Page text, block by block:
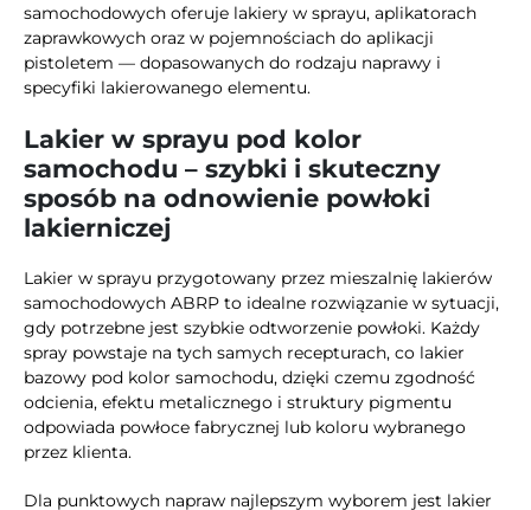
samochodowych oferuje lakiery w sprayu, aplikatorach
zaprawkowych oraz w pojemnościach do aplikacji
pistoletem — dopasowanych do rodzaju naprawy i
specyfiki lakierowanego elementu.
Lakier w sprayu pod kolor
samochodu – szybki i skuteczny
sposób na odnowienie powłoki
lakierniczej
Lakier w sprayu przygotowany przez mieszalnię lakierów
samochodowych ABRP to idealne rozwiązanie w sytuacji,
gdy potrzebne jest szybkie odtworzenie powłoki. Każdy
spray powstaje na tych samych recepturach, co lakier
bazowy pod kolor samochodu, dzięki czemu zgodność
odcienia, efektu metalicznego i struktury pigmentu
odpowiada powłoce fabrycznej lub koloru wybranego
przez klienta.
Dla punktowych napraw najlepszym wyborem jest lakier